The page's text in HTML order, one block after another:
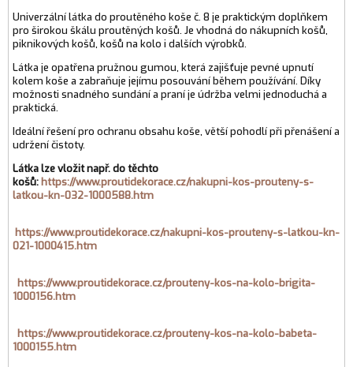
Univerzální látka do proutěného koše č. 8 je praktickým doplňkem
pro širokou škálu proutěných košů. Je vhodná do nákupních košů,
piknikových košů, košů na kolo i dalších výrobků.
Látka je opatřena pružnou gumou, která zajišťuje pevné upnutí
kolem koše a zabraňuje jejímu posouvání během používání. Díky
možnosti snadného sundání a praní je údržba velmi jednoduchá a
praktická.
Ideální řešení pro ochranu obsahu koše, větší pohodlí při přenášení a
udržení čistoty.
Látka lze vložit např. do těchto
košů: https://www.proutidekorace.cz/nakupni-kos-prouteny-s-
latkou-kn-032-1000588.htm
https://www.proutidekorace.cz/nakupni-kos-prouteny-s-latkou-kn-
021-1000415.htm
https://www.proutidekorace.cz/prouteny-kos-na-kolo-brigita-
1000156.htm
https://www.proutidekorace.cz/prouteny-kos-na-kolo-babeta-
1000155.htm